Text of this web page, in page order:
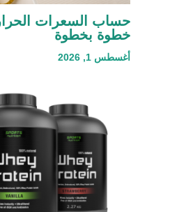
حساب السعرات
خطوة بخطوة
أغسطس 1, 2026